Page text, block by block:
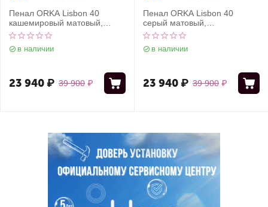
Пенал ORKA Lisbon 40
кашемировый матовый,
универсальный
в наличии
39 900 ₽
23 940₽
Пенал ORKA Lisbon 40
серый матовый,
универсальный
в наличии
39 900 ₽
23 940₽